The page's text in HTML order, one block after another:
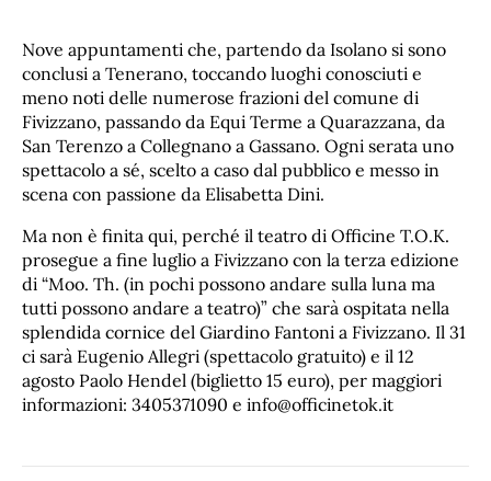
Nove appuntamenti che, partendo da Isolano si sono
conclusi a Tenerano, toccando luoghi conosciuti e
meno noti delle numerose frazioni del comune di
Fivizzano, passando da Equi Terme a Quarazzana, da
San Terenzo a Collegnano a Gassano. Ogni serata uno
spettacolo a sé, scelto a caso dal pubblico e messo in
scena con passione da Elisabetta Dini.
Ma non è finita qui, perché il teatro di Officine T.O.K.
prosegue a fine luglio a Fivizzano con la terza edizione
di “Moo. Th. (in pochi possono andare sulla luna ma
tutti possono andare a teatro)” che sarà ospitata nella
splendida cornice del Giardino Fantoni a Fivizzano. Il 31
ci sarà Eugenio Allegri (spettacolo gratuito) e il 12
agosto Paolo Hendel (biglietto 15 euro), per maggiori
informazioni: 3405371090 e info@officinetok.it